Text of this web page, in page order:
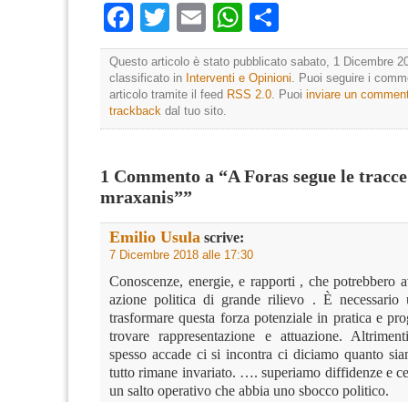
Facebook
TwitterEmailWhatsApp
Questo articolo è stato pubblicato sabato, 1 Dicembre
classificato in Interventi e Opinioni. Puoi seguire i
articolo tramite il feed RSS 2.0. Puoi inviare un
trackback dal tuo sito.
1 Commento a “A Foras segue le
mraxanis””
Emilio Usula scrive:
7 Dicembre 2018 alle 17:30
Conoscenze, energie, e rapporti , che potrebbero
azione politica di grande rilievo . È necessario
trasformare questa forza potenziale in pratica e
trovare rappresentazione e attuazione.
spesso accade ci si incontra ci diciamo quanto
tutto rimane invariato. …. superiamo diffidenze e
un salto operativo che abbia uno sbocco politico.